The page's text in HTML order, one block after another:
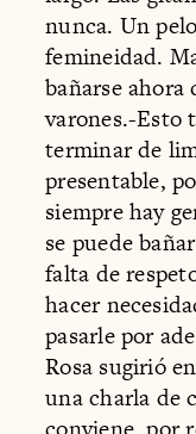
nunca. Un
femineidad.
bañarse ahora
varones.-Esto
terminar de
presentable,
siempre hay
se puede
falta de
hacer
pasarle por
Rosa sugirió
una charla de